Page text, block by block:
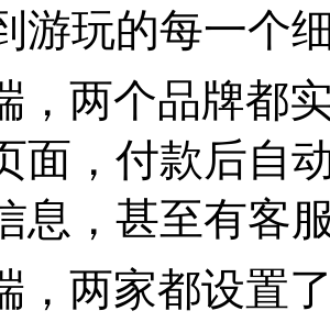
游玩的每一个
，两个品牌都
面，付款后自
息，甚至有客
，两家都设置